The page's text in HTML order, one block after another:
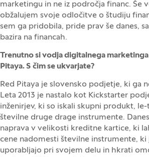
marketingu in ne iz področja financ. Še
obžalujem svoje odločitve o študiju
sem ga pridobila, pride prav še danes,
bazira na financah.
Trenutno si vodja digitalnega
Pitaya. S čim se ukvarjate?
Red Pitaya je slovensko podjetje, ki ga
Leta 2013 je nastalo kot Kickstarter
inženirjev, ki so iskali skupni produkt, le-
številne druge drage instrumente.
naprava v velikosti kreditne kartice, ki
cene nadomesti številne instrumente, ki
uporabljajo pri svojem delu in hkrati